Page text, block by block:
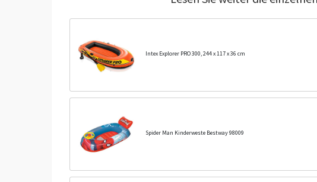
Intex Explorer PRO 300, 244 x 117 x 36 cm
Spider Man Kinderweste Bestway 98009